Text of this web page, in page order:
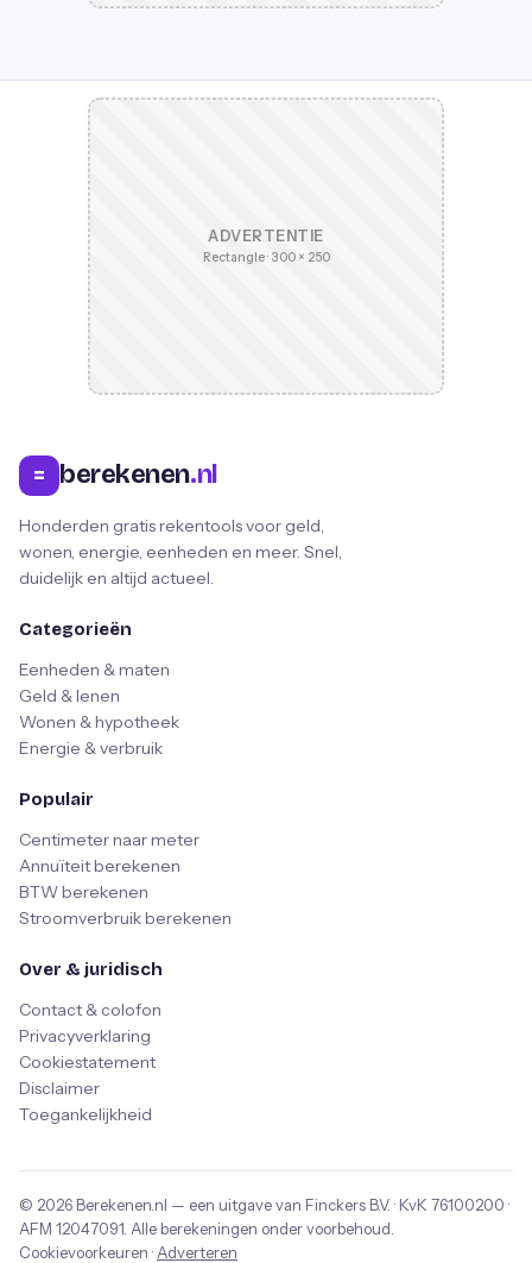
ADVERTENTIE
Rectangle · 300 × 250
= berekenen.nl
Honderden gratis rekentools voor geld,
wonen, energie, eenheden en meer. Snel,
duidelijk en altijd actueel.
Categorieën
Eenheden & maten
Geld & lenen
Wonen & hypotheek
Energie & verbruik
Populair
Centimeter naar meter
Annuïteit berekenen
BTW berekenen
Stroomverbruik berekenen
Over & juridisch
Contact & colofon
Privacyverklaring
Cookiestatement
Disclaimer
Toegankelijkheid
© 2026 Berekenen.nl — een uitgave van Finckers B.V. · KvK 76100200 ·
AFM 12047091 . Alle berekeningen onder voorbehoud.
Cookievoorkeuren · Adverteren